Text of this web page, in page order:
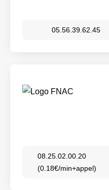
05.56.39.62.45
08.25.02.00.20
(0.18€/min+appel)